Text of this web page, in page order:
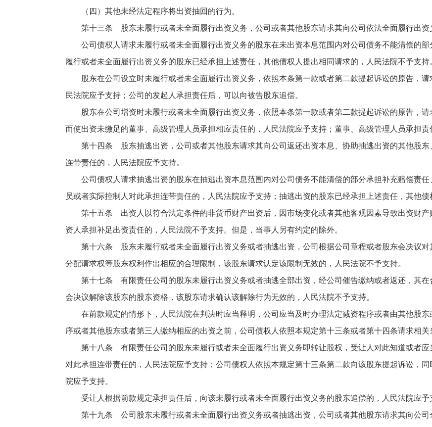
（四）其他未经法定程序将出资抽回的行为。
第十三条 股东未履行或者未全面履行出资义务，公司或者其他股东请求其向公司依法全面履行出资
公司债权人请求未履行或者未全面履行出资义务的股东在未出资本息范围内对公司债务不能清偿的部
履行或者未全面履行出资义务的股东已经承担上述责任，其他债权人提出相同请求的，人民法院不予支持
股东在公司设立时未履行或者未全面履行出资义务，依照本条第一款或者第二款提起诉讼的原告，请
民法院应予支持；公司的发起人承担责任后，可以向被告股东追偿。
股东在公司增资时未履行或者未全面履行出资义务，依照本条第一款或者第二款提起诉讼的原告，请
而使出资未缴足的董事、高级管理人员承担相应责任的，人民法院应予支持；董事、高级管理人员承担责
第十四条 股东抽逃出资，公司或者其他股东请求其向公司返还出资本息、协助抽逃出资的其他股东
连带责任的，人民法院应予支持。
公司债权人请求抽逃出资的股东在抽逃出资本息范围内对公司债务不能清偿的部分承担补充赔偿责任
员或者实际控制人对此承担连带责任的，人民法院应予支持；抽逃出资的股东已经承担上述责任，其他债
第十五条 出资人以符合法定条件的非货币财产出资后，因市场变化或者其他客观因素导致出资财产
资人承担补足出资责任的，人民法院不予支持。但是，当事人另有约定的除外。
第十六条 股东未履行或者未全面履行出资义务或者抽逃出资，公司根据公司章程或者股东会决议对
分配请求权等股东权利作出相应的合理限制，该股东请求认定该限制无效的，人民法院不予支持。
第十七条 有限责任公司的股东未履行出资义务或者抽逃全部出资，经公司催告缴纳或者返还，其在
会决议解除该股东的股东资格，该股东请求确认该解除行为无效的，人民法院不予支持。
在前款规定的情形下，人民法院在判决时应当释明，公司应当及时办理法定减资程序或者由其他股东
序或者其他股东或者第三人缴纳相应的出资之前，公司债权人依照本规定第十三条或者第十四条请求相
第十八条 有限责任公司的股东未履行或者未全面履行出资义务即转让股权，受让人对此知道或者应
对此承担连带责任的，人民法院应予支持；公司债权人依照本规定第十三条第二款向该股东提起诉讼，
院应予支持。
受让人根据前款规定承担责任后，向该未履行或者未全面履行出资义务的股东追偿的，人民法院应予
第十九条 公司股东未履行或者未全面履行出资义务或者抽逃出资，公司或者其他股东请求其向公司